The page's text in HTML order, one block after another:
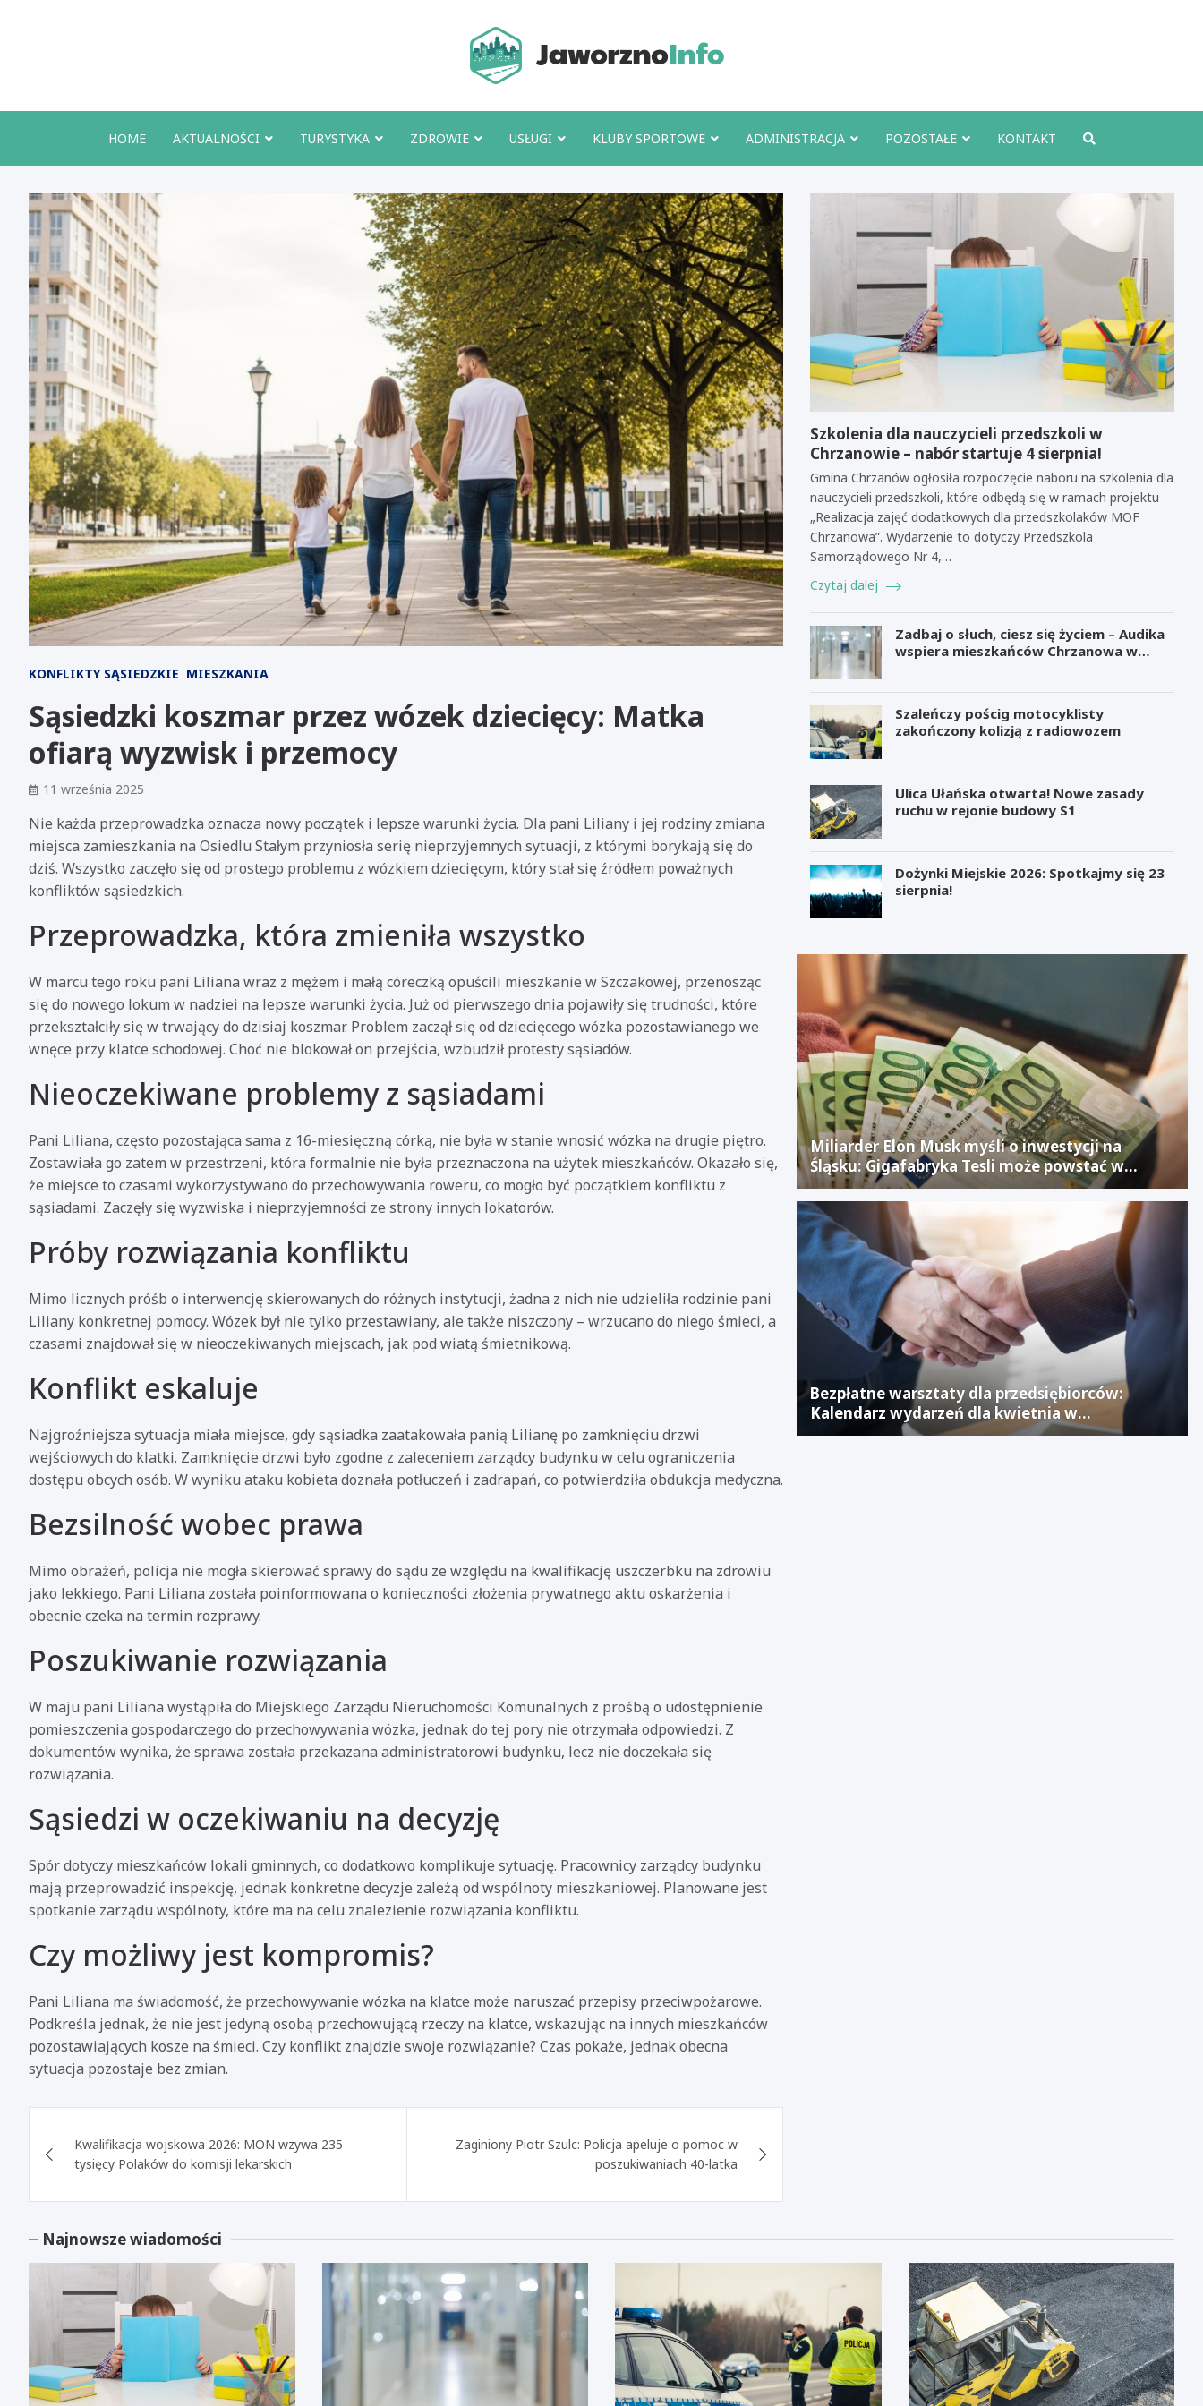
HOME AKTUALNOŚCI TURYSTYKA ZDROWIE USŁUGI KLUBY SPORTOWE ADMINISTRACJA POZOSTAŁE KONTAKT
KONFLIKTY SĄSIEDZKIE MIESZKANIA
Sąsiedzki koszmar przez wózek dziecięcy: Matka
ofiarą wyzwisk i przemocy
11 września 2025
Nie każda przeprowadzka oznacza nowy początek i lepsze warunki życia. Dla pani Liliany i jej rodziny zmiana
miejsca zamieszkania na Osiedlu Stałym przyniosła serię nieprzyjemnych sytuacji, z którymi borykają się do
dziś. Wszystko zaczęło się od prostego problemu z wózkiem dziecięcym, który stał się źródłem poważnych
konfliktów sąsiedzkich.
Przeprowadzka, która zmieniła wszystko
W marcu tego roku pani Liliana wraz z mężem i małą córeczką opuścili mieszkanie w Szczakowej, przenosząc
się do nowego lokum w nadziei na lepsze warunki życia. Już od pierwszego dnia pojawiły się trudności, które
przekształciły się w trwający do dzisiaj koszmar. Problem zaczął się od dziecięcego wózka pozostawianego we
wnęce przy klatce schodowej. Choć nie blokował on przejścia, wzbudził protesty sąsiadów.
Nieoczekiwane problemy z sąsiadami
Pani Liliana, często pozostająca sama z 16-miesięczną córką, nie była w stanie wnosić wózka na drugie piętro.
Zostawiała go zatem w przestrzeni, która formalnie nie była przeznaczona na użytek mieszkańców. Okazało się,
że miejsce to czasami wykorzystywano do przechowywania roweru, co mogło być początkiem konfliktu z
sąsiadami. Zaczęły się wyzwiska i nieprzyjemności ze strony innych lokatorów.
Próby rozwiązania konfliktu
Mimo licznych próśb o interwencję skierowanych do różnych instytucji, żadna z nich nie udzieliła rodzinie pani
Liliany konkretnej pomocy. Wózek był nie tylko przestawiany, ale także niszczony – wrzucano do niego śmieci, a
czasami znajdował się w nieoczekiwanych miejscach, jak pod wiatą śmietnikową.
Konflikt eskaluje
Najgroźniejsza sytuacja miała miejsce, gdy sąsiadka zaatakowała panią Lilianę po zamknięciu drzwi
wejściowych do klatki. Zamknięcie drzwi było zgodne z zaleceniem zarządcy budynku w celu ograniczenia
dostępu obcych osób. W wyniku ataku kobieta doznała potłuczeń i zadrapań, co potwierdziła obdukcja medyczna.
Bezsilność wobec prawa
Mimo obrażeń, policja nie mogła skierować sprawy do sądu ze względu na kwalifikację uszczerbku na zdrowiu
jako lekkiego. Pani Liliana została poinformowana o konieczności złożenia prywatnego aktu oskarżenia i
obecnie czeka na termin rozprawy.
Poszukiwanie rozwiązania
W maju pani Liliana wystąpiła do Miejskiego Zarządu Nieruchomości Komunalnych z prośbą o udostępnienie
pomieszczenia gospodarczego do przechowywania wózka, jednak do tej pory nie otrzymała odpowiedzi. Z
dokumentów wynika, że sprawa została przekazana administratorowi budynku, lecz nie doczekała się
rozwiązania.
Sąsiedzi w oczekiwaniu na decyzję
Spór dotyczy mieszkańców lokali gminnych, co dodatkowo komplikuje sytuację. Pracownicy zarządcy budynku
mają przeprowadzić inspekcję, jednak konkretne decyzje zależą od wspólnoty mieszkaniowej. Planowane jest
spotkanie zarządu wspólnoty, które ma na celu znalezienie rozwiązania konfliktu.
Czy możliwy jest kompromis?
Pani Liliana ma świadomość, że przechowywanie wózka na klatce może naruszać przepisy przeciwpożarowe.
Podkreśla jednak, że nie jest jedyną osobą przechowującą rzeczy na klatce, wskazując na innych mieszkańców
pozostawiających kosze na śmieci. Czy konflikt znajdzie swoje rozwiązanie? Czas pokaże, jednak obecna
sytuacja pozostaje bez zmian.
wpisu
Kwalifikacja wojskowa 2026: MON wzywa 235
tysięcy Polaków do komisji lekarskich
Zaginiony Piotr Szulc: Policja apeluje o pomoc w
poszukiwaniach 40-latka
Szkolenia dla nauczycieli przedszkoli w
Chrzanowie – nabór startuje 4 sierpnia!
Gmina Chrzanów ogłosiła rozpoczęcie naboru na szkolenia dla
nauczycieli przedszkoli, które odbędą się w ramach projektu
„Realizacja zajęć dodatkowych dla przedszkolaków MOF
Chrzanowa”. Wydarzenie to dotyczy Przedszkola
Samorządowego Nr 4,…
Czytaj dalej
Zadbaj o słuch, ciesz się życiem – Audika
wspiera mieszkańców Chrzanowa w
Szaleńczy pościg motocyklisty
zakończony kolizją z radiowozem
Ulica Ułańska otwarta! Nowe zasady
ruchu w rejonie budowy S1
Dożynki Miejskie 2026: Spotkajmy się 23
sierpnia!
Miliarder Elon Musk myśli o inwestycji na
Śląsku: Gigafabryka Tesli może powstać w
mieście po upadłym projekcie Izerze
Bezpłatne warsztaty dla przedsiębiorców:
Kalendarz wydarzeń dla kwietnia w
Jaworznickim Laboratorium Biznesu
Najnowsze wiadomości